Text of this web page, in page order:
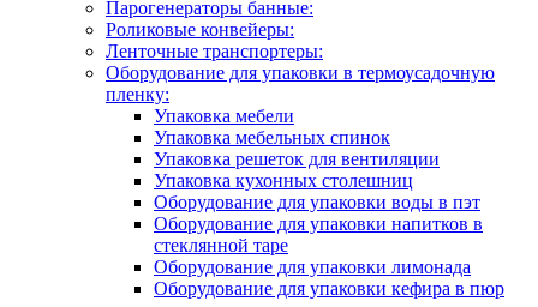
Парогенераторы банные:
Роликовые конвейеры:
Ленточные транспортеры:
Оборудование для упаковки в термоусадочную
пленку:
Упаковка мебели
Упаковка мебельных спинок
Упаковка решеток для вентиляции
Упаковка кухонных столешниц
Оборудование для упаковки воды в пэт
Оборудование для упаковки напитков в
стеклянной таре
Оборудование для упаковки лимонада
Оборудование для упаковки кефира в пюр